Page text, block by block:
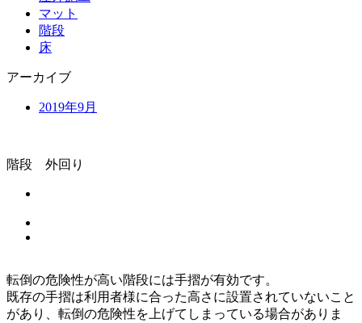
マット
階段
床
アーカイブ
2019年9月
階段 外回り
転倒の危険性が高い階段には手摺が有効です。
既存の手摺は利用者様に合った高さに設置されていないこと
があり、転倒の危険性を上げてしまっている場合がありま